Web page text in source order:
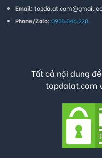
Email:
Phone/Zalo: 0938.846.228
Tất cả nội dung
topdalat.com